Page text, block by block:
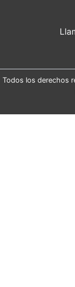
Todos los derechos